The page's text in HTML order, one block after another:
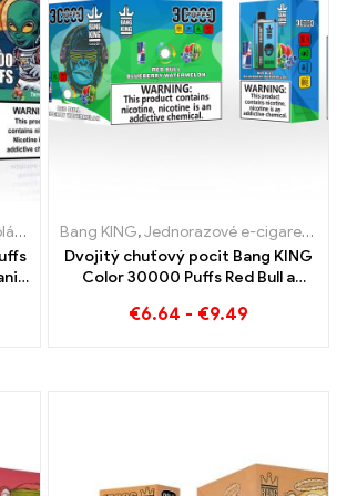
elektronické cigarety Rakúsko,
Dánsko
elektronické cigarety Litva,Jednorazové
Jednorazová e-cigareta s nikotínom,
Bang KING,Jednorazové e-cigarety
Dvojitý chuťový pocit Bang KING
Color 30000 Puffs Red Bull a
Jednorazovú e-cigaretu
€6.64 - €9.49